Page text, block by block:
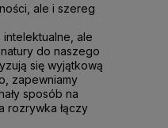
ale i szereg
ale
do naszego
się wyjątkową
zapewniamy
sposób na
rozrywka łączy